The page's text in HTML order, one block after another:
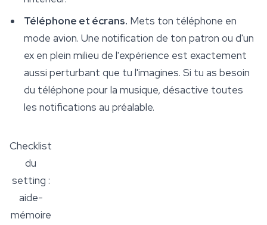
Téléphone et écrans. Mets ton téléphone en
mode avion. Une notification de ton patron ou d'un
ex en plein milieu de l'expérience est exactement
aussi perturbant que tu l'imagines. Si tu as besoin
du téléphone pour la musique, désactive toutes
les notifications au préalable.
Checklist
du
setting :
aide-
mémoire